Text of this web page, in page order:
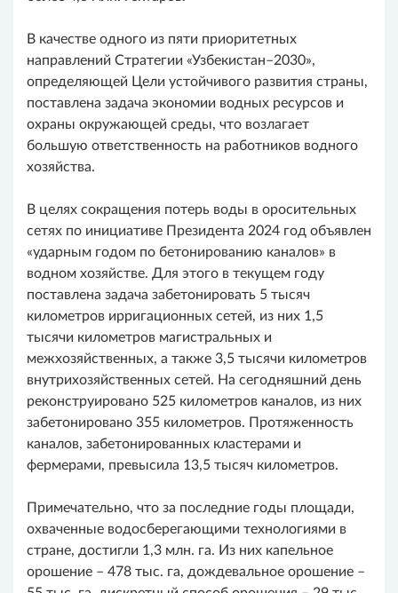
В качестве одного из пяти приоритетных
направлений Стратегии «Узбекистан–2030»,
определяющей Цели устойчивого развития страны,
поставлена задача экономии водных ресурсов и
охраны окружающей среды, что возлагает
большую ответственность на работников водного
хозяйства.
В целях сокращения потерь воды в оросительных
сетях по инициативе Президента 2024 год объявлен
«ударным годом по бетонированию каналов» в
водном хозяйстве. Для этого в текущем году
поставлена задача забетонировать 5 тысяч
километров ирригационных сетей, из них 1,5
тысячи километров магистральных и
межхозяйственных, а также 3,5 тысячи километров
внутрихозяйственных сетей. На сегодняшний день
реконструировано 525 километров каналов, из них
забетонировано 355 километров. Протяженность
каналов, забетонированных кластерами и
фермерами, превысила 13,5 тысяч километров.
Примечательно, что за последние годы площади,
охваченные водосберегающими технологиями в
стране, достигли 1,3 млн. га. Из них капельное
орошение – 478 тыс. га, дождевальное орошение –